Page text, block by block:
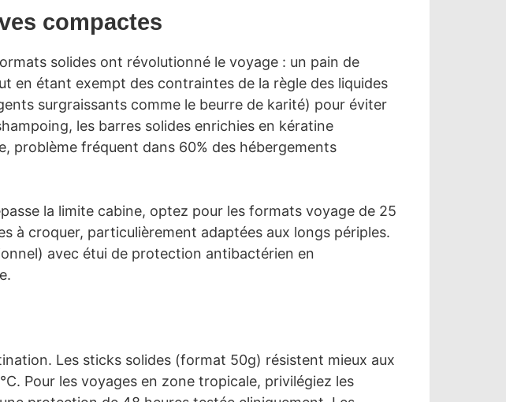
compactes
solides ont révolutionné le voyage : un pain de
en étant exempt des contraintes de la règle des liquides
surgraissants comme le beurre de karité) pour éviter
les barres solides enrichies en kératine
problème fréquent dans 60% des hébergements
la limite cabine, optez pour les formats voyage de 25
à croquer, particulièrement adaptées aux longs périples.
avec étui de protection antibactérien en
Les sticks solides (format 50g) résistent mieux aux
Pour les voyages en zone tropicale, privilégiez les